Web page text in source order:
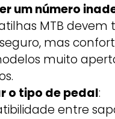
um número
MTB devem
mas
muito
o tipo de pedal:
entre